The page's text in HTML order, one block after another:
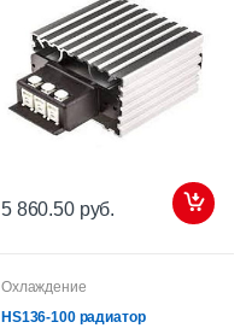
5 860.50 руб.
Охлаждение
HS136-100 радиатор